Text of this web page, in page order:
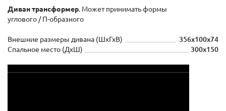
Диван трансформер. Может принимать формы
углового / П-образного
Внешние размеры дивана (ШxГхВ)
356x100x74
Спальное место (ДхШ)
300х150